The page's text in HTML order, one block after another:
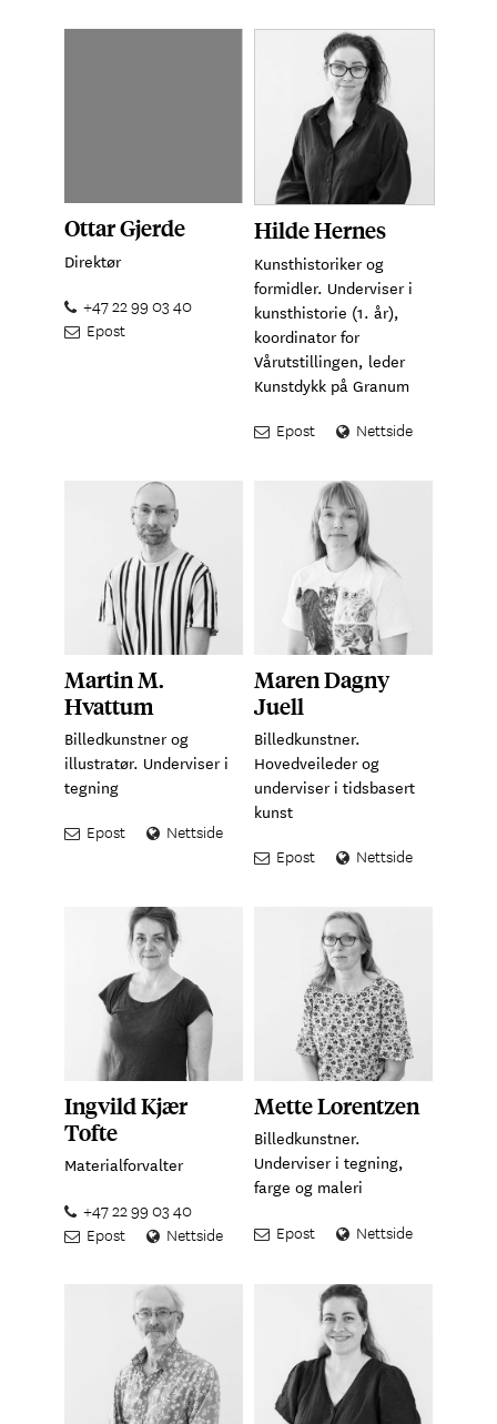
Ottar Gjerde
Direktør
+47 22 99 03 40
Epost
Hilde Hernes
Kunsthistoriker og
formidler. Underviser i
kunsthistorie (1. år),
koordinator for
Vårutstillingen, leder
Kunstdykk på Granum
Epost
Nettside
Martin M.
Hvattum
Billedkunstner og
illustratør. Underviser i
tegning
Epost
Nettside
Maren Dagny
Juell
Billedkunstner.
Hovedveileder og
underviser i tidsbasert
kunst
Epost
Nettside
Ingvild Kjær
Tofte
Materialforvalter
+47 22 99 03 40
Epost
Nettside
Mette Lorentzen
Billedkunstner.
Underviser i tegning,
farge og maleri
Epost
Nettside